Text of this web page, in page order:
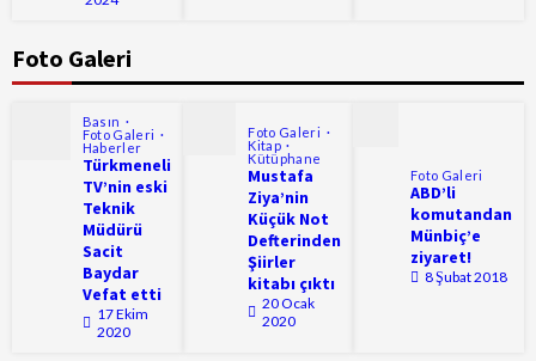
Foto Galeri
Basın
Foto Galeri
Haberler
Türkmeneli
TV’nin eski
Teknik
Müdürü
Sacit
Baydar
Vefat etti
17 Ekim
2020
Foto Galeri
Kitap
Kütüphane
Mustafa
Ziya’nin
Küçük Not
Defterinden
Şiirler
kitabı çıktı
20 Ocak
2020
Foto Galeri
ABD’li
komutandan
Münbiç’e
ziyaret!
8 Şubat 2018